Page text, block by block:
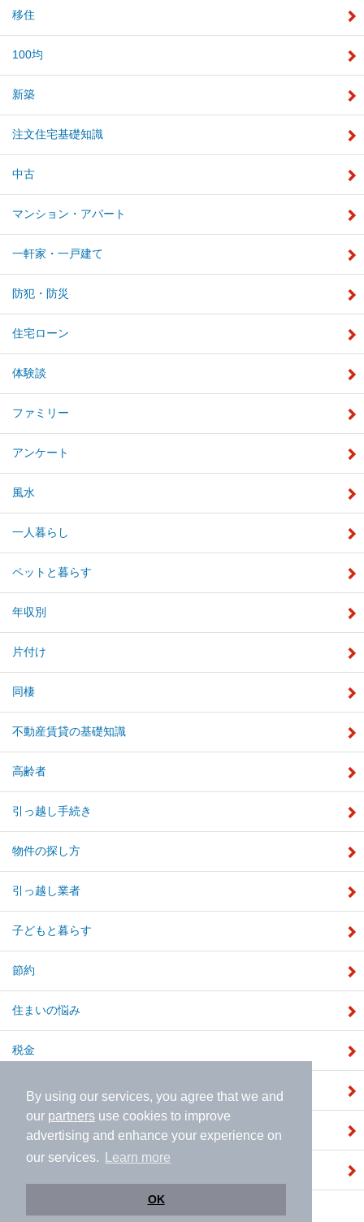
By using our services, you agree that we and
our partners use cookies to improve
advertising and enhance your experience on
our services.
Learn more
OK
移住
100均
新築
注文住宅基礎知識
中古
マンション・アパート
一軒家・一戸建て
防犯・防災
住宅ローン
体験談
ファミリー
アンケート
風水
一人暮らし
ペットと暮らす
年収別
片付け
同棲
不動産賃貸の基礎知識
高齢者
引っ越し手続き
物件の探し方
引っ越し業者
子どもと暮らす
節約
住まいの悩み
税金
補助金
注文住宅